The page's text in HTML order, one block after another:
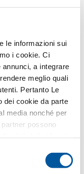
le informazioni sui
i cookie. Ci
a integrare
meglio quali
Pertanto Le
dei cookie da parte
media nonché per
possono
la Sua
materiali
i Suoi dati al
a
dei dati
privacy.